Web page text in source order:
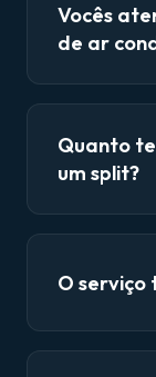
Vocês
de ar
Quanto
um split?
O serviço